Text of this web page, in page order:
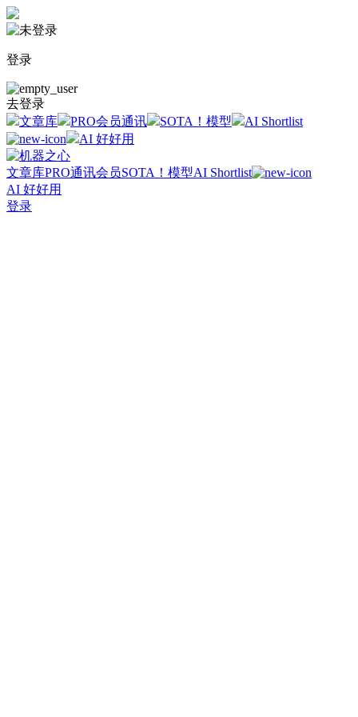
登录
去登录
文章库
PRO会员通讯 SOTA！模型
AI Shortlist
AI 好好用
文章库PRO通讯会员SOTA！模型AI Shortlist
AI 好好用
登录